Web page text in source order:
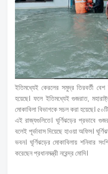
ইতিমধ্যেই কেরলের সমুদ্র তিরবর্তী
হয়েছে। ফলে ইতিমধ্যেই গুজরাত,
মোকাবিলা বিভাগকে সচল করা হয়েছে।
এই রাজ্যগুলিতে। ঘূর্ণিঝড়ের প্রভাবে
বলেই পূর্ভাবাস দিয়েছে হাওয়া অফিস।
ভবন। ঘূর্ণিঝড়ের মোকাবিলায় শনিবার
করেছেন প্রধানমন্ত্রী নরেন্দ্র মোদি।